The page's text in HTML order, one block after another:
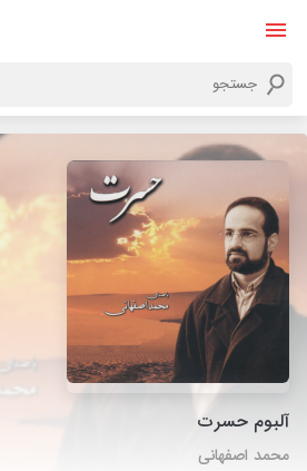
آلبوم حسرت
محمد اصفهانی